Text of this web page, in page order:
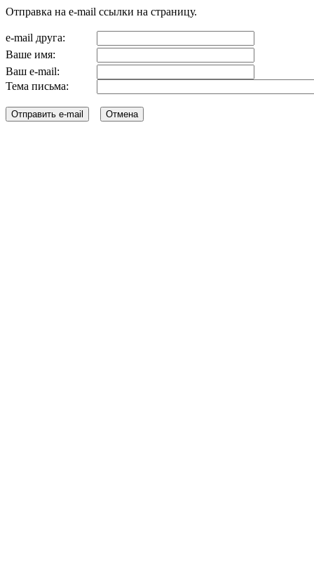
Отправка на e-mail ссылки на страницу.
e-mail друга:
Ваше имя:
Ваш e-mail:
Тема письма: